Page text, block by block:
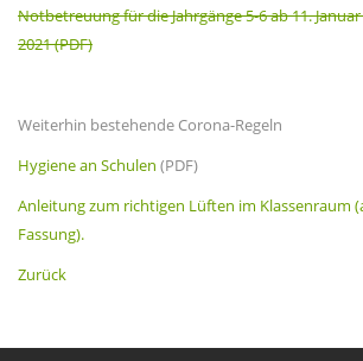
Notbetreuung für die Jahrgänge 5-6 ab 11. Januar
2021 (PDF)
Weiterhin bestehende Corona-Regeln
Hygiene an Schulen (PDF)
Anleitung zum richtigen Lüften im Klassenraum
Fassung).
Zurück